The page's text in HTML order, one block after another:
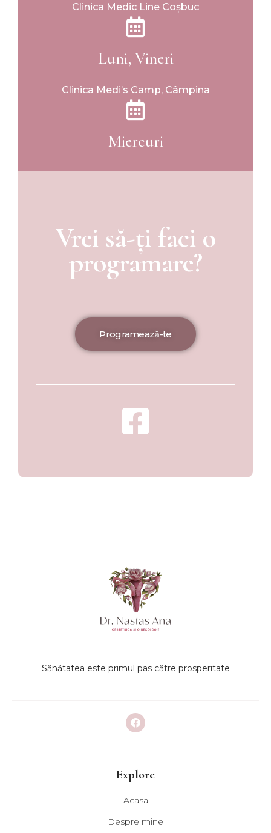
Clinica Medic Line Coșbuc
Luni, Vineri
Clinica Medi’s Camp, Câmpina
Miercuri
Vrei să-ți faci o
programare?
Programează-te
Sănătatea este primul pas către prosperitate
Explore
Acasa
Despre mine